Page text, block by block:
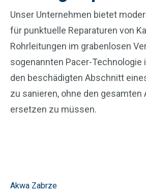
Unser Unternehmen bietet
für punktuelle Reparaturen von
Rohrleitungen im grabenlosen
sogenannten Pacer-Technologie
den beschädigten Abschnitt
zu sanieren, ohne den gesamten
ersetzen zu müssen.
Akwa Zabrze